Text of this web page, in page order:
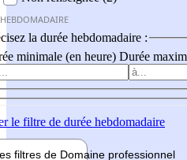
la durée hebdomadaire :
minimale (en heure) Durée
le filtre de durée hebdomadaire
filtres de Domaine professionnel